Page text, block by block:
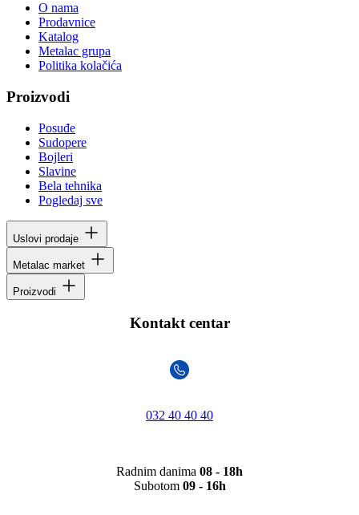
O nama
Prodavnice
Katalog
Metalac grupa
Politika kolačića
Proizvodi
Posuđe
Sudopere
Bojleri
Slavine
Bela tehnika
Pogledaj sve
Uslovi prodaje
Metalac market
Proizvodi
Kontakt centar
032 40 40 40
Radnim danima 08 - 18h
Subotom 09 - 16h